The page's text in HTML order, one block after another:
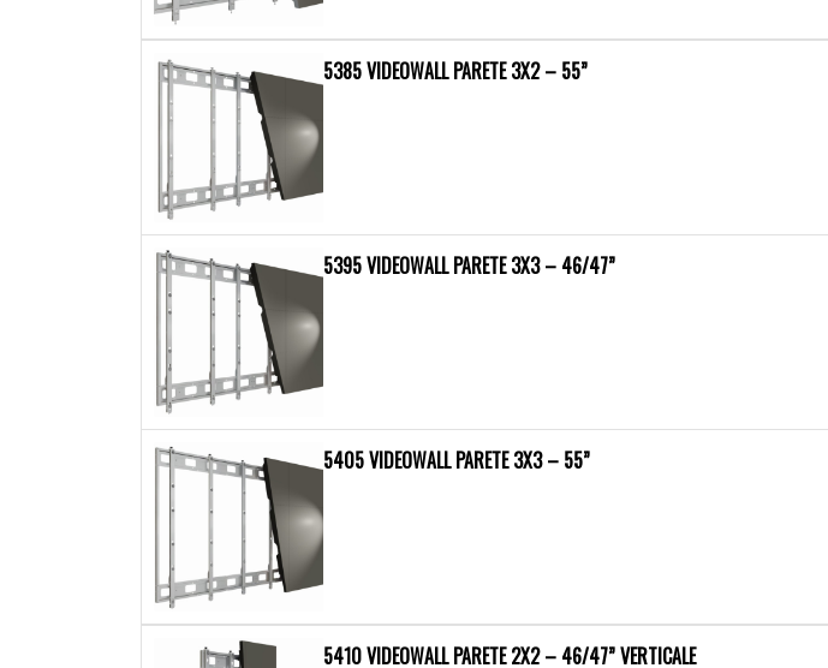
5385 VIDEOWALL PARETE 3X2 – 55”
5395 VIDEOWALL PARETE 3X3 – 46/47”
5405 VIDEOWALL PARETE 3X3 – 55”
5410 VIDEOWALL PARETE 2X2 – 46/47” VERTICALE